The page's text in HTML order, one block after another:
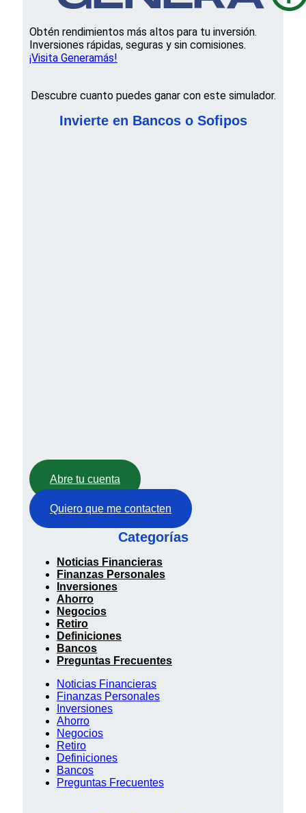
Obtén rendimientos más altos para tu inversión.
Inversiones rápidas, seguras y sin comisiones.
¡Visita Generamás!
Descubre cuanto puedes ganar con este simulador.
Invierte en Bancos o Sofipos
Abre tu cuenta
Quiero que me contacten
Categorías
Noticias Financieras
Finanzas Personales
Inversiones
Ahorro
Negocios
Retiro
Definiciones
Bancos
Preguntas Frecuentes
Noticias Financieras
Finanzas Personales
Inversiones
Ahorro
Negocios
Retiro
Definiciones
Bancos
Preguntas Frecuentes